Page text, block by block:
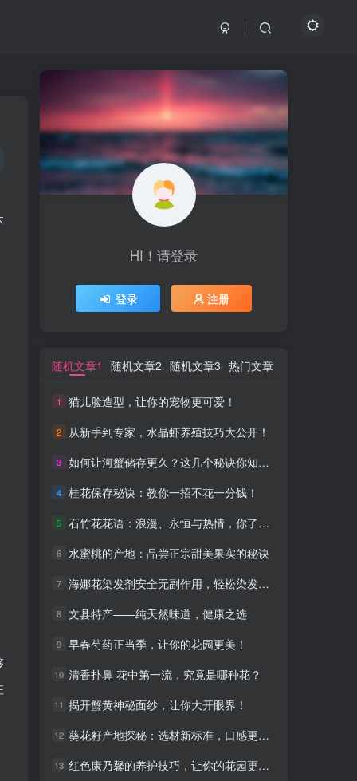
HI！请登录
登录 注册
随机文章1 随机文章2 随机文章3 热门文章
1 猫儿脸造型，让你的宠物更可爱！
2 从新手到专家，水晶虾养殖技巧大公开！
3 如何让河蟹储存更久？这几个秘诀你知道吗？
4 桂花保存秘诀：教你一招不花一分钱！
5 石竹花花语：浪漫、永恒与热情，你了解吗？
6 水蜜桃的产地：品尝正宗甜美果实的秘诀
7 海娜花染发剂安全无副作用，轻松染发新体验
8 文县特产——纯天然味道，健康之选
9 早春芍药正当季，让你的花园更美！
10 清香扑鼻 花中第一流，究竟是哪种花？
11 揭开蟹黄神秘面纱，让你大开眼界！
12 葵花籽产地探秘：选材新标准，口感更出众
13 红色康乃馨的养护技巧，让你的花园更美丽
HI！请登录
登录 注册
随机文章1 随机文章2 随机文章3 热门文章
1 猫儿脸造型，让你的宠物更可爱！
2 从新手到专家，水晶虾养殖技巧大公开！
3 如何让河蟹储存更久？这几个秘诀你知道吗？
4 桂花保存秘诀：教你一招不花一分钱！
5 石竹花花语：浪漫、永恒与热情，你了解吗？
6 水蜜桃的产地：品尝正宗甜美果实的秘诀
7 海娜花染发剂安全无副作用，轻松染发新体验
8 文县特产——纯天然味道，健康之选
9 早春芍药正当季，让你的花园更美！
10 清香扑鼻 花中第一流，究竟是哪种花？
11 揭开蟹黄神秘面纱，让你大开眼界！
12 葵花籽产地探秘：选材新标准，口感更出众
13 红色康乃馨的养护技巧，让你的花园更美丽